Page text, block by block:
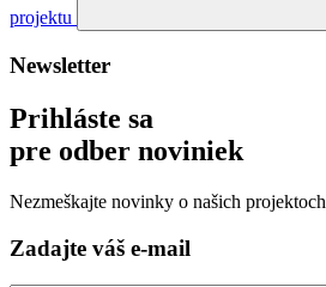
projektu
Newsletter
Prihláste sa
pre odber noviniek
Nezmeškajte novinky o našich projektoch
Zadajte váš e-mail